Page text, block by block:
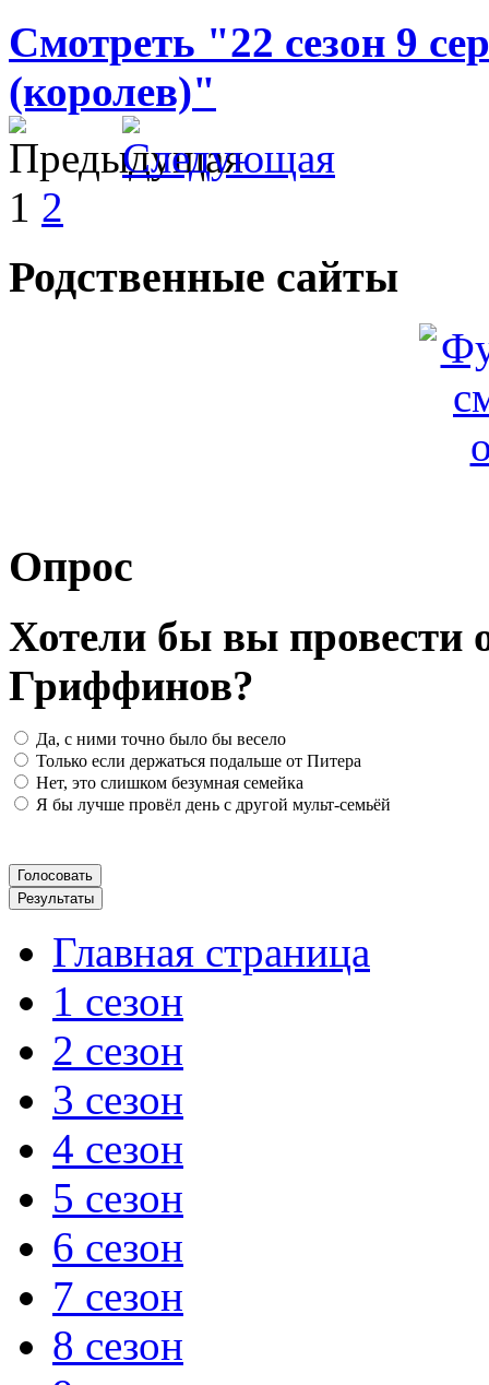
Смотреть "22 сезон 9
(королев)"
1 2
Родственные сайты
Опрос
Хотели бы вы провести
Гриффинов?
Да, с ними точно было бы весело
Только если держаться подальше от Питера
Нет, это слишком безумная семейка
Я бы лучше провёл день с другой мульт-семьёй
Главная страница
1 сезон
2 сезон
3 сезон
4 сезон
5 сезон
6 сезон
7 сезон
8 сезон